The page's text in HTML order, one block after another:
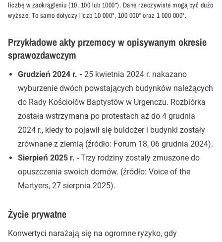
liczbę w zaokrągleniu (10, 100 lub 1000*). Dane rzeczywiste mogą być dużo
wyższe. To samo dotyczy liczb 10 000*, 100 000* oraz 1 000 000*.
Przykładowe akty przemocy w opisywanym okresie
sprawozdawczym
Grudzień 2024 r. - 25 kwietnia 2024 r. nakazano
wyburzenie dwóch powstających budynków należących
do Rady Kościołów Baptystów w Urgenczu. Rozbiórka
została wstrzymana po protestach aż do 4 grudnia
2024 r., kiedy to pojawił się buldożer i budynki zostały
zrównane z ziemią (źródło: Forum 18, 06 grudnia 2024).
Sierpień 2025 r. - Trzy rodziny zostały zmuszone do
opuszczenia swoich domów. (źródło: Voice of the
Martyers, 27 sierpnia 2025).
Życie prywatne
Konwertyci narażają się na ogromne ryzyko, gdy